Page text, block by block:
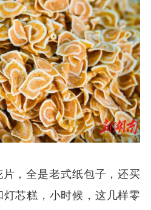
，全是老式纸包子，还买
芯糕，小时候，这几样零